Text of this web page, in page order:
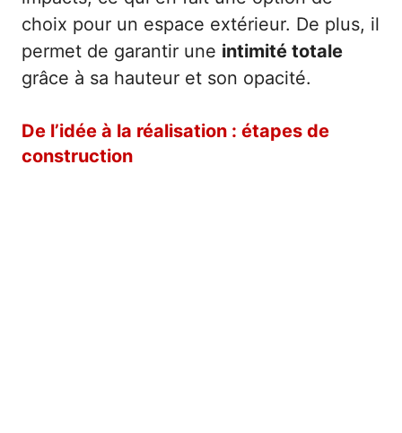
choix pour un espace extérieur. De plus, il
permet de garantir une intimité totale
grâce à sa hauteur et son opacité.
De l’idée à la réalisation : étapes de
construction